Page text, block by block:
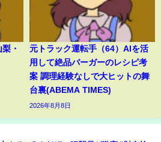
・
元トラック運転手（64）AIを活
用して絶品バーガーのレシピ考
案 調理経験なしで大ヒットの舞
台裏(ABEMA TIMES)
2026年8月8日